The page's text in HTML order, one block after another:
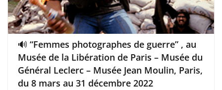
🔊 “Femmes photographes de guerre” , au
Musée de la Libération de Paris – Musée du
Général Leclerc – Musée Jean Moulin, Paris,
du 8 mars au 31 décembre 2022